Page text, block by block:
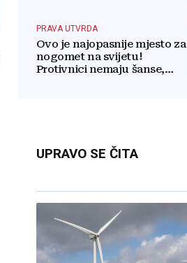
PRAVA UTVRDA
Ovo je najopasnije mjesto za
nogomet na svijetu!
Protivnici nemaju šanse,
UPRAVO SE ČITA